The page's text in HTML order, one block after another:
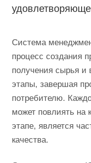
Система
процесс создания
получения сырья
этапы, завершая
потребителю.
может повлиять на
этапе, является
качества.